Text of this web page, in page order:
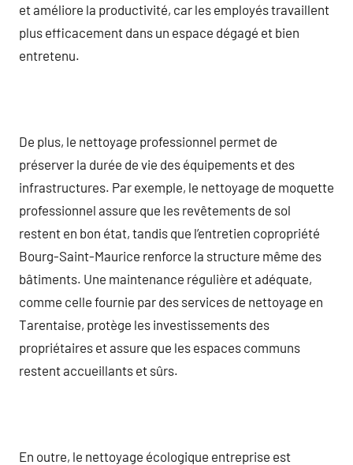
et améliore la productivité, car les employés travaillent
plus efficacement dans un espace dégagé et bien
entretenu.
De plus, le nettoyage professionnel permet de
préserver la durée de vie des équipements et des
infrastructures. Par exemple, le nettoyage de moquette
professionnel assure que les revêtements de sol
restent en bon état, tandis que l’entretien copropriété
Bourg-Saint-Maurice renforce la structure même des
bâtiments. Une maintenance régulière et adéquate,
comme celle fournie par des services de nettoyage en
Tarentaise, protège les investissements des
propriétaires et assure que les espaces communs
restent accueillants et sûrs.
En outre, le nettoyage écologique entreprise est